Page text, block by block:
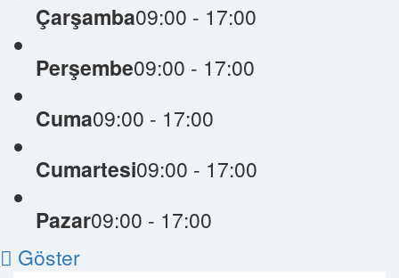
Çarşamba09:00 - 17:00
Perşembe09:00 - 17:00
Cuma09:00 - 17:00
Cumartesi09:00 - 17:00
Pazar09:00 - 17:00
Göster